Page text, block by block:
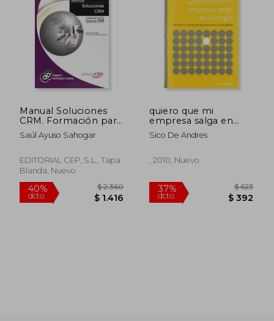
40%
dcto.
15%
dcto.
Manual Soluciones
CRM. Formación para
el Empleo
Saúl Ayuso Sahogar
EDITORIAL CEP, S.L., Tapa
Blanda, Nuevo
quiero que mi
empresa salga en
google
Sico De Andres
, 2010, Nuevo